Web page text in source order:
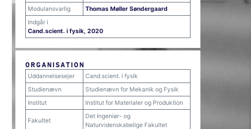
Modulansvarlig
Thomas Møller Søndergaard
Indgår i
Cand.scient. i fysik, 2020
ORGANISATION
Uddannelsesejer
Cand.scient. i fysik
Studienævn
Studienævn for Mekanik og Fysik
Institut
Institut for Materialer og Produktion
Fakultet
Det Ingeniør- og
Naturvidenskabelige Fakultet